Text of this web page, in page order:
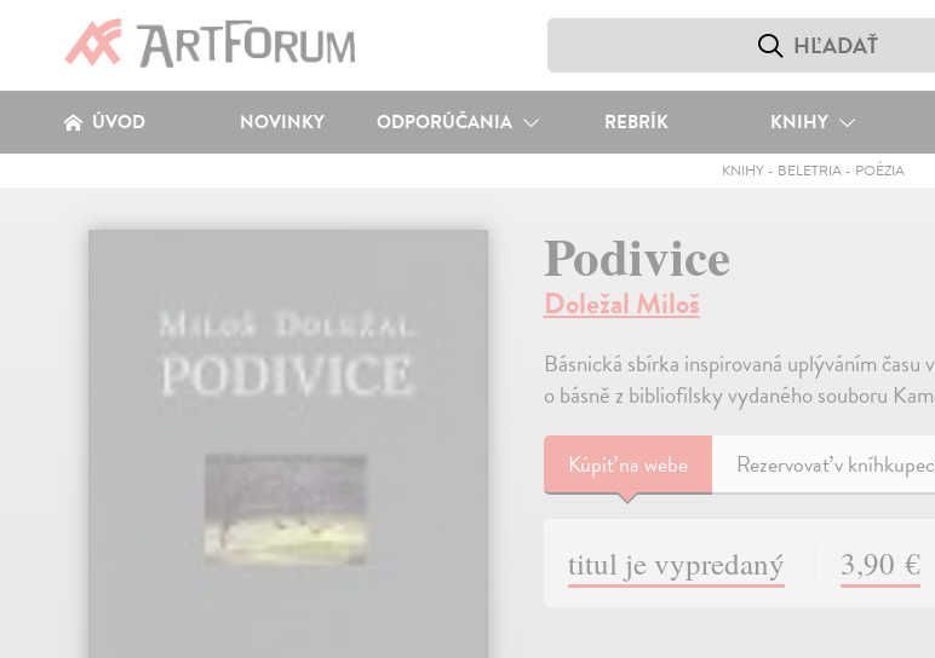
ÚVOD NOVINKY ODPORÚČANIA REBRÍK KNIHY
KNIHY - BELETRIA - POÉZIA
Podivice
Doležal Miloš
Básnická sbírka inspirovaná uplýváním
o básně z bibliofilsky vydaného souboru
Kúpiťna webe Rezervovať v
titul je vypredaný 3,90 €